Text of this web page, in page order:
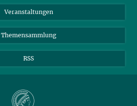
Veranstaltungen
Themensammlung
RSS